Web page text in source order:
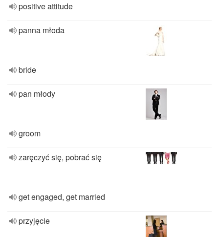
positive attitude
panna młoda
bride
pan młody
groom
zaręczyć się, pobrać się
get engaged, get married
przyjęcie